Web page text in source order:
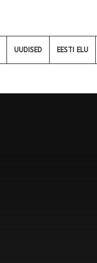
UUDISED EESTI ELU